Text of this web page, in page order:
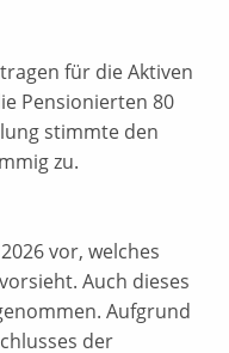
für die Aktiven
Pensionierten 80
stimmte den
zu.
vor, welches
Auch dieses
Aufgrund
der